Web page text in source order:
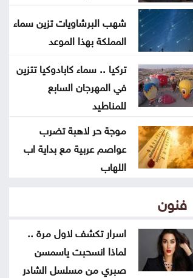
وداعا لعسر الهضم .. طرق منزلية
بسيطة تمنح معدتك الراحة
هل تأكل البطيخ مع الخبز؟ خبراء
يوضحون ما قد يحدث لجسمك
عطالله: الوصاية الهاشمية صمام أمان
للمقدسات في القدس
أردنيًا راسخًا بالدفاع عن القدس
شهب البرشاويات تزين سماء
المملكة بهذا الموعد
تركيا .. سماء كابادوكيا تتزين
في المهرجان السابع
للمناطيد
موجة حر لاهبة تضرب
عواصم عربية مع بداية اب
اللهاب
فنون
اسرار تكشف لاول مرة ..
لماذا انسحبت ياسمسن
صبري من مسلسل الشادر